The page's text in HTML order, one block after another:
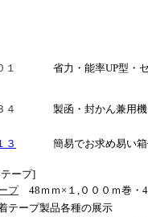
１ 省力・能率UP型・
４ 製函・封かん兼用機
３ 簡易でお求め易い
ープ]
プ48ｍｍ×１,０００ｍ巻・
テープ製品各種の展示